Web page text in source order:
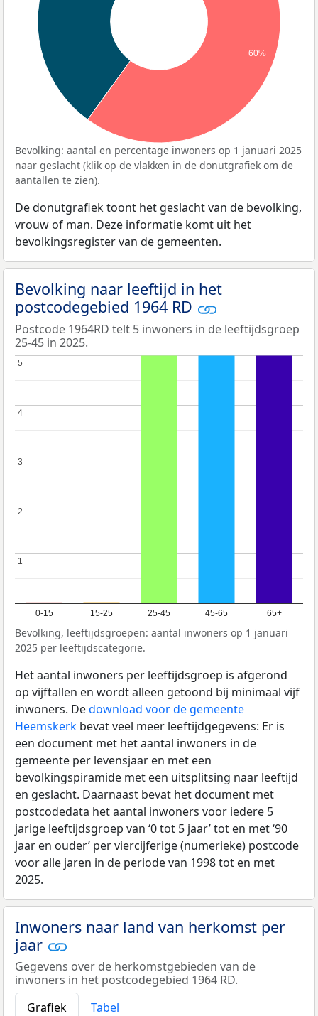
60%
Bevolking: aantal en percentage inwoners op 1 januari 2025
naar geslacht (klik op de vlakken in de donutgrafiek om de
aantallen te zien).
De donutgrafiek toont het geslacht van de bevolking,
vrouw of man. Deze informatie komt uit het
bevolkingsregister van de gemeenten.
Bevolking naar leeftijd in het
postcodegebied 1964 RD
Postcode 1964RD telt 5 inwoners in de leeftijdsgroep
25-45 in 2025.
0-15 15-25 25-45 45-65 65+
11
2
2
3
3
4
4
5
5
Bevolking, leeftijdsgroepen: aantal inwoners op 1 januari
2025 per leeftijdscategorie.
Het aantal inwoners per leeftijdsgroep is afgerond
op vijftallen en wordt alleen getoond bij minimaal vijf
inwoners. Dedownload voor de gemeente
Heemskerk bevat veel meer leeftijdgegevens: Er is
een document met het aantal inwoners in de
gemeente per levensjaar en met een
bevolkingspiramide met een uitsplitsing naar leeftijd
en geslacht. Daarnaast bevat het document met
postcodedata het aantal inwoners voor iedere 5
jarige leeftijdsgroep van ‘0 tot 5 jaar’ tot en met ‘90
jaar en ouder’ per viercijferige (numerieke) postcode
voor alle jaren in de periode van 1998 tot en met
2025.
Inwoners naar land van herkomst per
jaar
Gegevens over de herkomstgebieden van de
inwoners in het postcodegebied 1964 RD.
Grafiek
Tabel